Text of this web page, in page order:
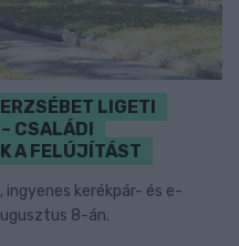
LIGETI
CSALÁDI
A FELÚJÍTÁST
ingyenes kerékpár- és e-
8-án.